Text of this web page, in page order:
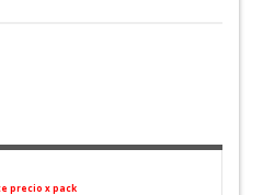
precio x pack